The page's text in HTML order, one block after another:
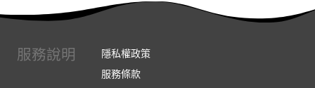
服務說明
隱私權政策
服務條款